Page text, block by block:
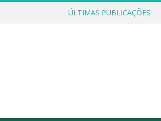
ÚLTIMAS PUBLICAÇÕES: